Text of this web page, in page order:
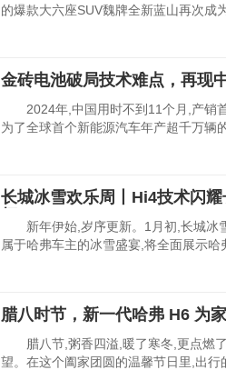
的爆款大六座SUV魏牌全新蓝山再次成
金砖电池破局技术难点，再现
2024年,中国用时不到11个月,产销
为了全球首个新能源汽车年产超千万辆
长城冰雪欢乐周丨Hi4技术闪
新年伊始,岁序更新。1月初,长城冰
属于哈弗车主的冰雪盛宴,将全面展示哈
腊八时节，新一代哈弗 H6 为
腊八节,粥香四溢,暖了寒冬,更点燃了
望。在这个阖家团圆的温馨节日里,出行